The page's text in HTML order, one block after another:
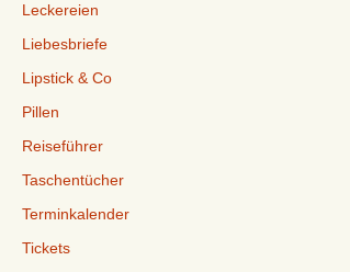
Leckereien
Liebesbriefe
Lipstick & Co
Pillen
Reiseführer
Taschentücher
Terminkalender
Tickets